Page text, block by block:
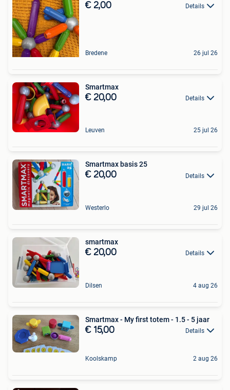
€ 2,00 Details
Bredene 26 jul 26
Smartmax
€ 20,00 Details
Leuven 25 jul 26
Smartmax basis 25
€ 20,00 Details
Westerlo 29 jul 26
smartmax
€ 20,00 Details
Dilsen 4 aug 26
Smartmax - My first totem - 1.5 - 5 jaar
€ 15,00 Details
Koolskamp 2 aug 26